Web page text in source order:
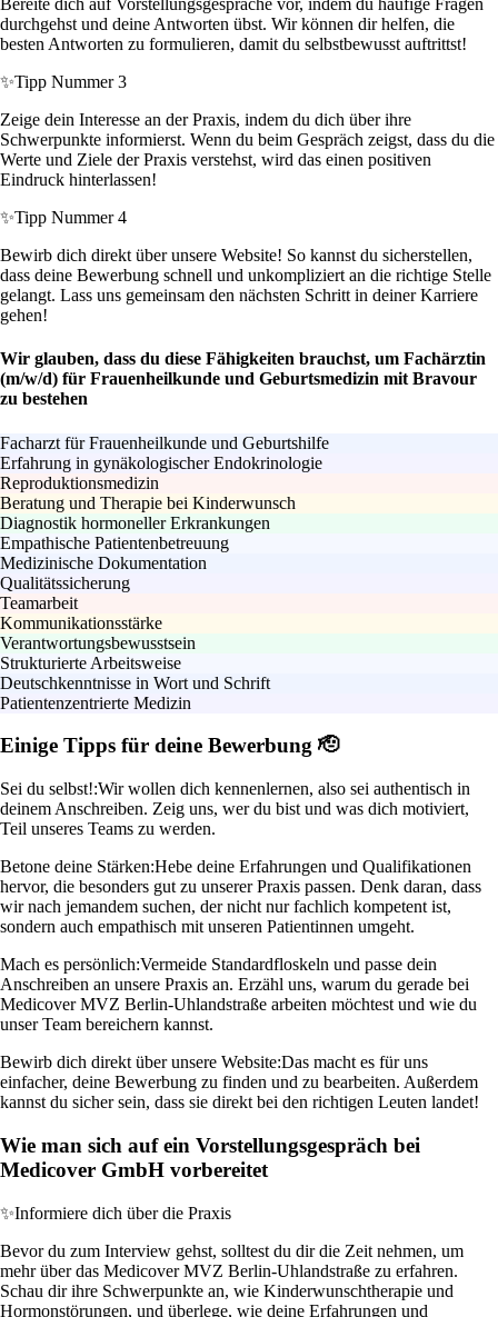
Bereite dich auf Vorstellungsgespräche vor, indem du häufige Fragen
durchgehst und deine Antworten übst. Wir können dir helfen, die
besten Antworten zu formulieren, damit du selbstbewusst auftrittst!
✨Tipp Nummer 3
Zeige dein Interesse an der Praxis, indem du dich über ihre
Schwerpunkte informierst. Wenn du beim Gespräch zeigst, dass du die
Werte und Ziele der Praxis verstehst, wird das einen positiven
Eindruck hinterlassen!
✨Tipp Nummer 4
Bewirb dich direkt über unsere Website! So kannst du sicherstellen,
dass deine Bewerbung schnell und unkompliziert an die richtige Stelle
gelangt. Lass uns gemeinsam den nächsten Schritt in deiner Karriere
gehen!
Wir glauben, dass du diese Fähigkeiten brauchst, um Fachärztin
(m/w/d) für Frauenheilkunde und Geburtsmedizin mit Bravour
zu bestehen
Facharzt für Frauenheilkunde und Geburtshilfe
Erfahrung in gynäkologischer Endokrinologie
Reproduktionsmedizin
Beratung und Therapie bei Kinderwunsch
Diagnostik hormoneller Erkrankungen
Empathische Patientenbetreuung
Medizinische Dokumentation
Qualitätssicherung
Teamarbeit
Kommunikationsstärke
Verantwortungsbewusstsein
Strukturierte Arbeitsweise
Deutschkenntnisse in Wort und Schrift
Patientenzentrierte Medizin
Einige Tipps für deine Bewerbung 🫡
Sei du selbst!:Wir wollen dich kennenlernen, also sei authentisch in
deinem Anschreiben. Zeig uns, wer du bist und was dich motiviert,
Teil unseres Teams zu werden.
Betone deine Stärken:Hebe deine Erfahrungen und Qualifikationen
hervor, die besonders gut zu unserer Praxis passen. Denk daran, dass
wir nach jemandem suchen, der nicht nur fachlich kompetent ist,
sondern auch empathisch mit unseren Patientinnen umgeht.
Mach es persönlich:Vermeide Standardfloskeln und passe dein
Anschreiben an unsere Praxis an. Erzähl uns, warum du gerade bei
Medicover MVZ Berlin-Uhlandstraße arbeiten möchtest und wie du
unser Team bereichern kannst.
Bewirb dich direkt über unsere Website:Das macht es für uns
einfacher, deine Bewerbung zu finden und zu bearbeiten. Außerdem
kannst du sicher sein, dass sie direkt bei den richtigen Leuten landet!
Wie man sich auf ein Vorstellungsgespräch bei
Medicover GmbH vorbereitet
✨Informiere dich über die Praxis
Bevor du zum Interview gehst, solltest du dir die Zeit nehmen, um
mehr über das Medicover MVZ Berlin-Uhlandstraße zu erfahren.
Schau dir ihre Schwerpunkte an, wie Kinderwunschtherapie und
Hormonstörungen, und überlege, wie deine Erfahrungen und